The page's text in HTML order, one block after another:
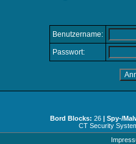
Benutzername:
Passwort:
Bord Blocks: 26 | Spy-/
CT Security